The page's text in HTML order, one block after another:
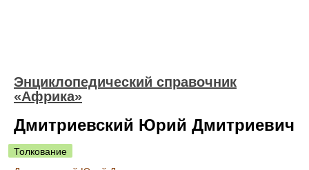
Энциклопедический справочник
«Африка»
Дмитриевский Юрий Дмитриевич
Толкование